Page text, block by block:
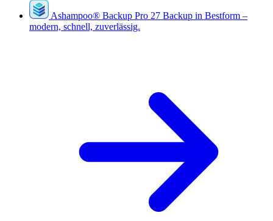
Ashampoo® Backup Pro 27 Backup in Bestform –
modern, schnell, zuverlässig.